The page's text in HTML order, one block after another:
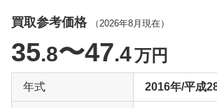
買取参考価格 （ 2026年8月 現在）
35.8〜47.4万円
年式 2016年/平成